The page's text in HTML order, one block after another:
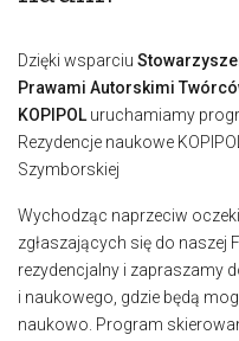
Dzięki wsparciu
Prawami Autorskimi
KOPIPOL uruchamiamy
Rezydencje naukowe
Szymborskiej
Wychodząc naprzeciw
zgłaszających się do naszej
rezydencjalny i zapraszamy
i naukowego, gdzie będą
naukowo. Program